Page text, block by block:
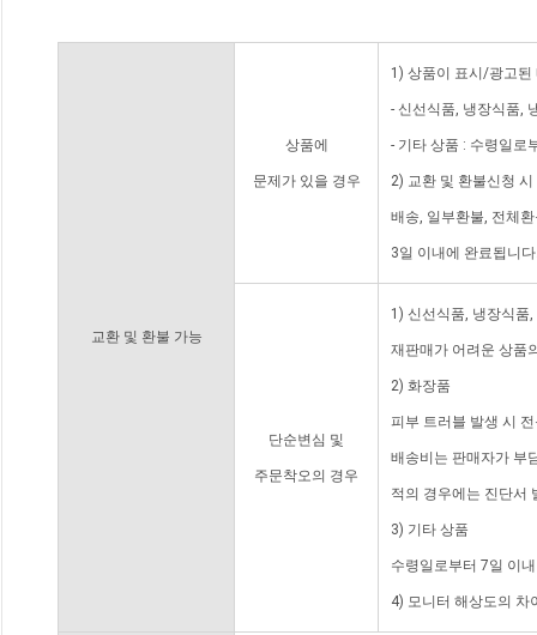
교환 및 환불 가능
상품에
문제가 있을 경우
1) 상품이 표시/광고된
- 신선식품, 냉장식품,
- 기타 상품 : 수령일로
2) 교환 및 환불신청
배송, 일부환불, 전체
3일 이내에 완료됩니
단순변심 및
주문착오의 경우
1) 신선식품, 냉장식품
재판매가 어려운 상품
2) 화장품
피부 트러블 발생 시
배송비는 판매자가 부
적의 경우에는 진단서
3) 기타 상품
수령일로부터 7일 이
4) 모니터 해상도의 차